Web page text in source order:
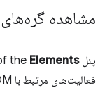
مشاهده گره‌های DOM
پنل DOM Tree of theElements
فعالیت‌های مرتبط با DOM را در DevTools انجام می‌دهید.